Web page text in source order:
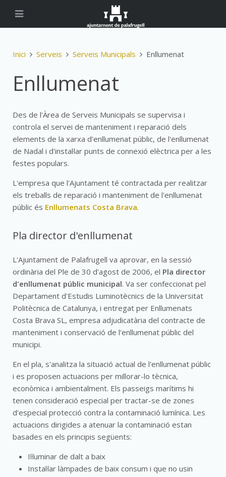
Inici Serveis Serveis Municipals Enllumenat
Enllumenat
Des de l'Àrea de Serveis Municipals se supervisa i
controla el servei de manteniment i reparació dels
elements de la xarxa d'enllumenat públic, de l'enllumenat
de Nadal i d'instal·lar punts de connexió elèctrica per a les
festes populars.
L'empresa que l'Ajuntament té contractada per realitzar
els treballs de reparació i manteniment de l'enllumenat
públic és Enllumenats Costa Brava.
Pla director d'enllumenat
L'Ajuntament de Palafrugell va aprovar, en la sessió
ordinària del Ple de 30 d'agost de 2006, el Pla director
d'enllumenat públic municipal. Va ser confeccionat pel
Departament d'Estudis Luminotècnics de la Universitat
Politècnica de Catalunya, i entregat per Enllumenats
Costa Brava SL, empresa adjudicatària del contracte de
manteniment i conservació de l'enllumenat públic del
municipi.
En el pla, s'analitza la situació actual de l'enllumenat públic
i es proposen actuacions per millorar-lo tècnica,
econòmica i ambientalment. Els passeigs marítims hi
tenen consideració especial per tractar-se de zones
d'especial protecció contra la contaminació lumínica. Les
actuacions dirigides a atenuar la contaminació estan
basades en els principis següents:
Il·luminar de dalt a baix
Instal·lar làmpades de baix consum i que no usin